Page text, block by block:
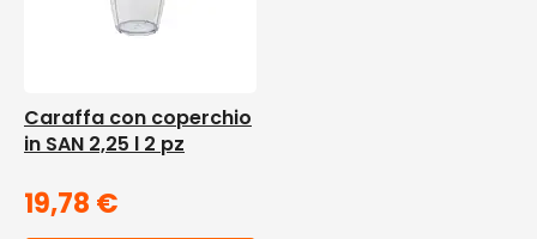
Caraffa con coperchio
in SAN 2,25 l 2 pz
19,78 €